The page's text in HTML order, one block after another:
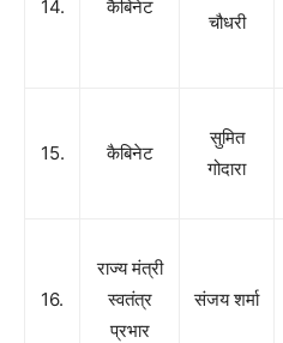
14. कैबिनेट
चौधरी
15. कैबिनेट
सुमित
गोदारा
16.
राज्य मंत्री
स्वतंत्र
प्रभार
संजय शर्मा